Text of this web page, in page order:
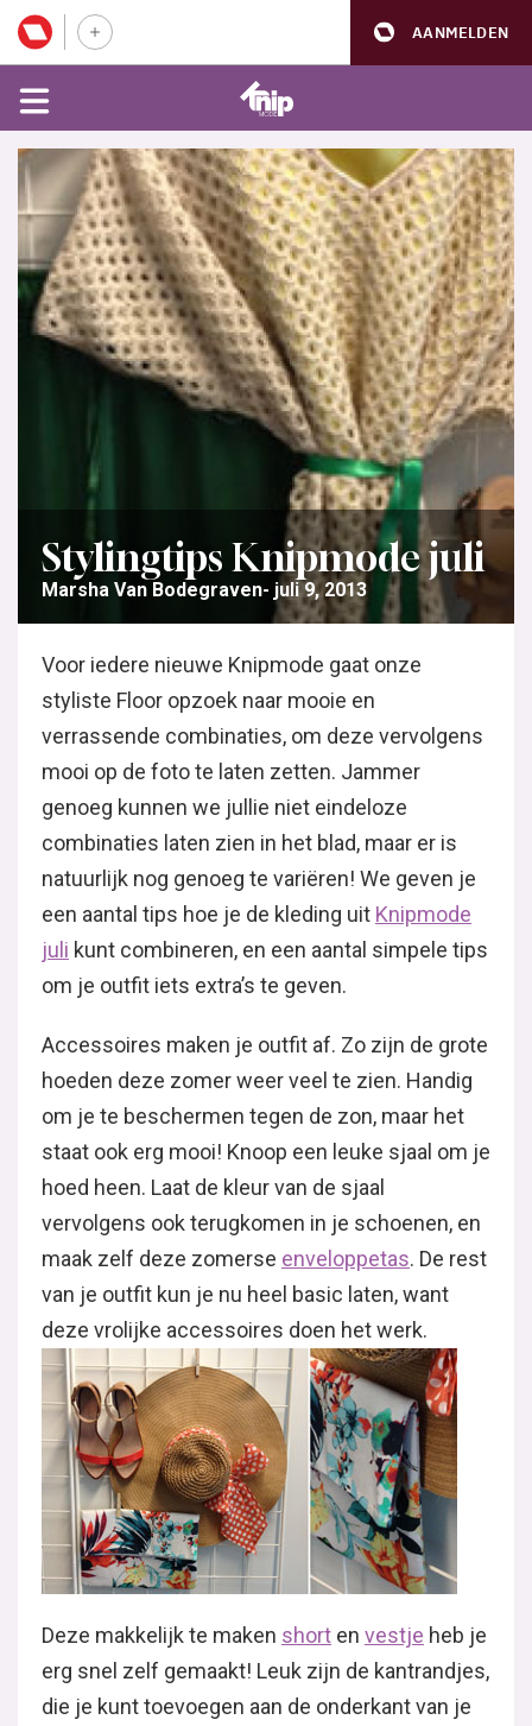
AANMELDEN
Stylingtips Knipmode juli
Marsha Van Bodegraven juli 9, 2013
Voor iedere nieuwe Knipmode gaat onze
styliste Floor opzoek naar mooie en
verrassende combinaties, om deze vervolgens
mooi op de foto te laten zetten. Jammer
genoeg kunnen we jullie niet eindeloze
combinaties laten zien in het blad, maar er is
natuurlijk nog genoeg te variëren! We geven je
een aantal tips hoe je de kleding uit Knipmode
juli kunt combineren, en een aantal simpele tips
om je outfit iets extra’s te geven.
Accessoires maken je outfit af. Zo zijn de grote
hoeden deze zomer weer veel te zien. Handig
om je te beschermen tegen de zon, maar het
staat ook erg mooi! Knoop een leuke sjaal om je
hoed heen. Laat de kleur van de sjaal
vervolgens ook terugkomen in je schoenen, en
maak zelf deze zomerse enveloppetas. De rest
van je outfit kun je nu heel basic laten, want
deze vrolijke accessoires doen het werk.
Deze makkelijk te maken short en vestje heb je
erg snel zelf gemaakt! Leuk zijn de kantrandjes,
die je kunt toevoegen aan de onderkant van je